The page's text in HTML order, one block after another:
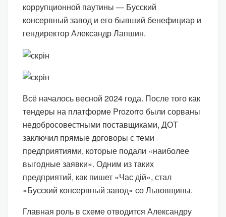
коррупционной паутины — Бусский
консервный завод и его бывший бенефициар и
гендиректор Александр Лапшин.
Всё началось весной 2024 года. После того как
тендеры на платформе Prozorro были сорваны
недобросовестными поставщиками, ДОТ
заключил прямые договоры с теми
предприятиями, которые подали «наиболее
выгодные заявки». Одним из таких
предприятий, как пишет «Час дій», стал
«Бусский консервный завод» со Львовщины.
Главная роль в схеме отводится Александру